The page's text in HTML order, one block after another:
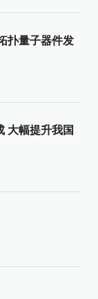
扑量子器件发
大幅提升我国